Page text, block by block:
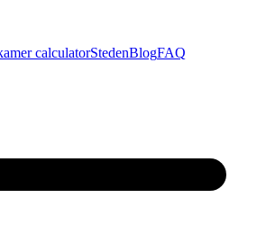
calculatorStedenBlogFAQ